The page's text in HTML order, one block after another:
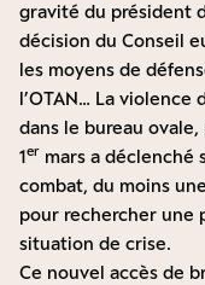
gravité du président
décision du Conseil
les moyens de
l’OTAN… La
dans le bureau
1er mars a déclenché
combat, du moins
pour rechercher une
situation de crise.
Ce nouvel accès de